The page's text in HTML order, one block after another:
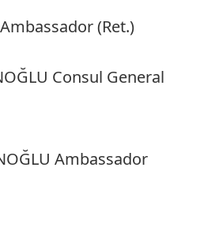
(Ret.)
Consul General
Ambassador